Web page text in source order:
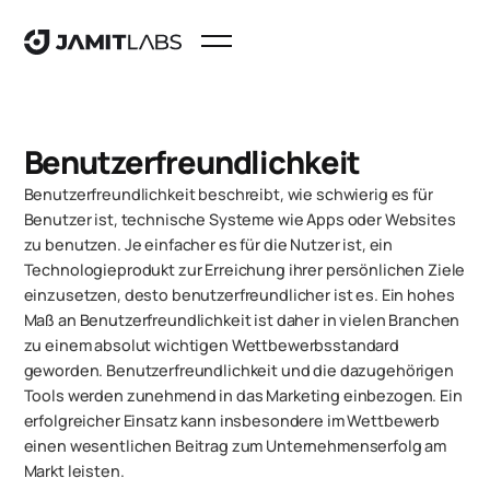
Benutzerfreundlichkeit
Benutzerfreundlichkeit beschreibt, wie schwierig es für
Benutzer ist, technische Systeme wie Apps oder Websites
zu benutzen. Je einfacher es für die Nutzer ist, ein
Technologieprodukt zur Erreichung ihrer persönlichen Ziele
einzusetzen, desto benutzerfreundlicher ist es. Ein hohes
Maß an Benutzerfreundlichkeit ist daher in vielen Branchen
zu einem absolut wichtigen Wettbewerbsstandard
geworden. Benutzerfreundlichkeit und die dazugehörigen
Tools werden zunehmend in das Marketing einbezogen. Ein
erfolgreicher Einsatz kann insbesondere im Wettbewerb
einen wesentlichen Beitrag zum Unternehmenserfolg am
Markt leisten.